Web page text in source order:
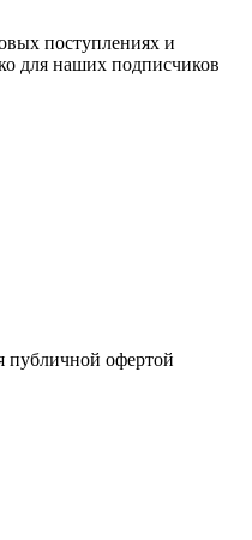
поступлениях и
для наших подписчиков
публичной офертой